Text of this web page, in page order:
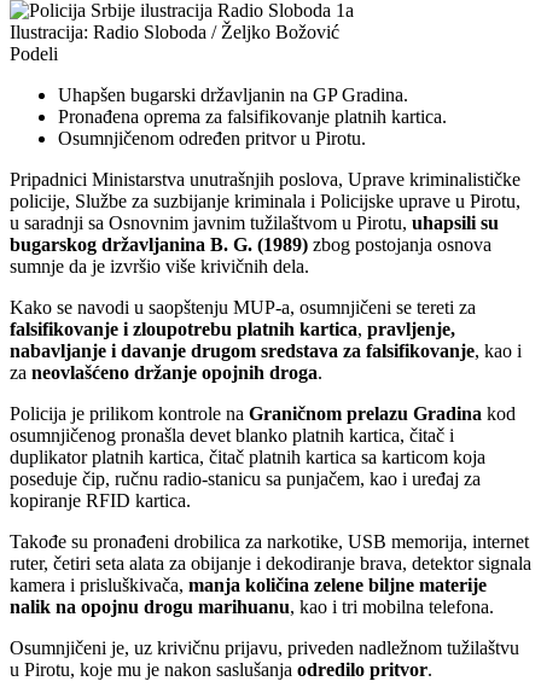
Ilustracija: Radio Sloboda / Željko Božović
Podeli
Uhapšen bugarski državljanin na GP Gradina.
Pronađena oprema za falsifikovanje platnih kartica.
Osumnjičenom određen pritvor u Pirotu.
Pripadnici Ministarstva unutrašnjih poslova, Uprave kriminalističke
policije, Službe za suzbijanje kriminala i Policijske uprave u Pirotu,
u saradnji sa Osnovnim javnim tužilaštvom u Pirotu, uhapsili su
bugarskog državljanina B. G. (1989) zbog postojanja osnova
sumnje da je izvršio više krivičnih dela.
Kako se navodi u saopštenju MUP-a, osumnjičeni se tereti za
falsifikovanje i zloupotrebu platnih kartica, pravljenje,
nabavljanje i davanje drugom sredstava za falsifikovanje, kao i
za neovlašćeno držanje opojnih droga.
Policija je prilikom kontrole na Graničnom prelazu Gradina kod
osumnjičenog pronašla devet blanko platnih kartica, čitač i
duplikator platnih kartica, čitač platnih kartica sa karticom koja
poseduje čip, ručnu radio-stanicu sa punjačem, kao i uređaj za
kopiranje RFID kartica.
Takođe su pronađeni drobilica za narkotike, USB memorija, internet
ruter, četiri seta alata za obijanje i dekodiranje brava, detektor signala
kamera i prisluškivača, manja količina zelene biljne materije
nalik na opojnu drogu marihuanu, kao i tri mobilna telefona.
Osumnjičeni je, uz krivičnu prijavu, priveden nadležnom tužilaštvu
u Pirotu, koje mu je nakon saslušanja odredilo pritvor.